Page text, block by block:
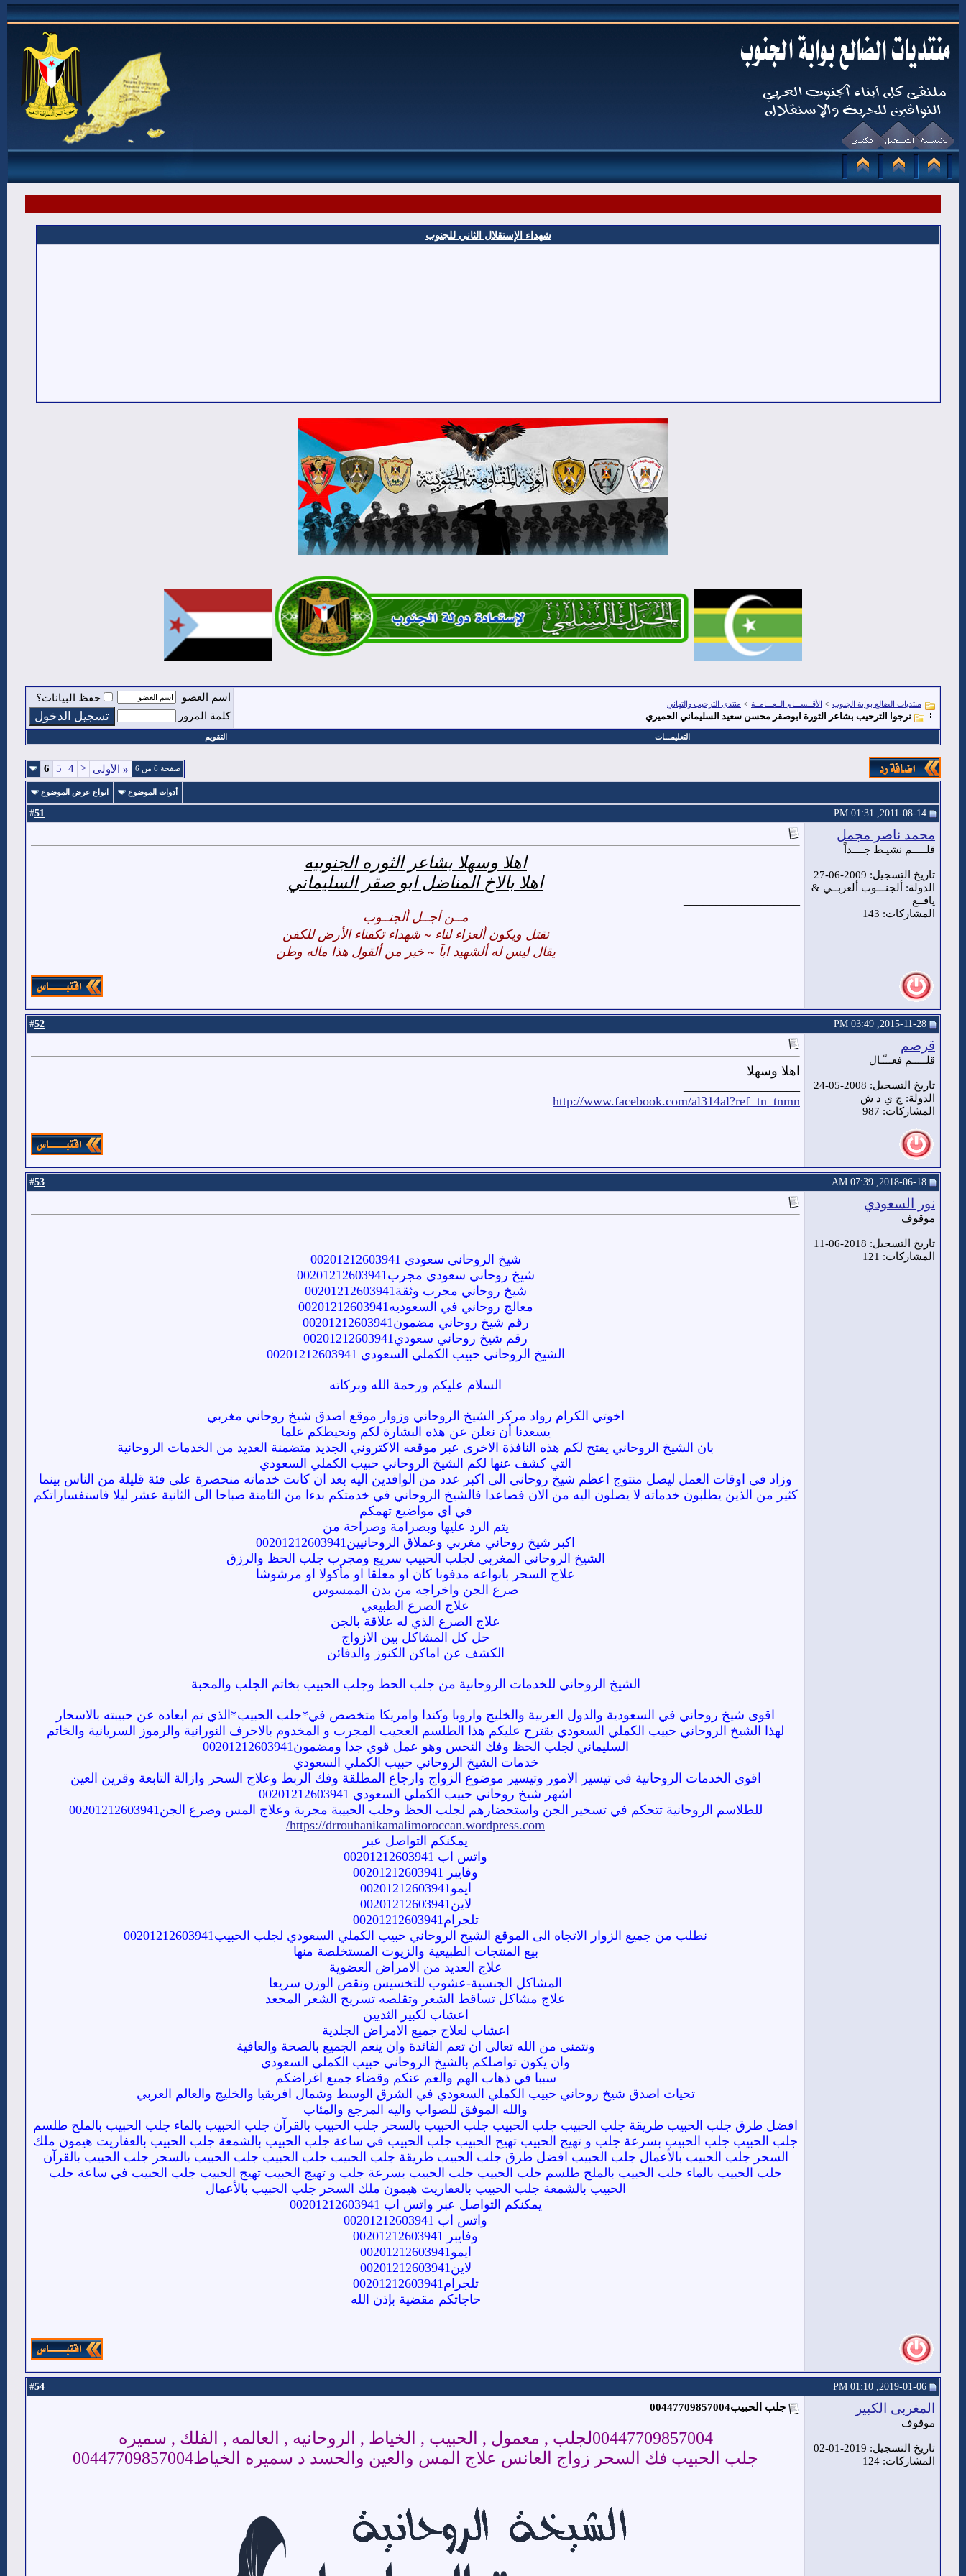
شهداء الإستقلال الثاني للجنوب
منتديات الضالع بوابة الجنوب > الأقــســـام الــعـــامــة > منتدى الترحيب والتهاني
نرجوا الترحيب بشاعر الثورة ابوصقر محسن سعيد السليماني الحميري
اسم العضو
حفظ البيانات؟
كلمة المرور
التعليمـــات التقويم
صفحة 6 من 6 « الأولى <
4
5
6
أدوات الموضوع انواع عرض الموضوع
51
محمد ناصر مجمل
قلـــــم نشيـط جــــداً
تاريخ التسجيل: 2009-06-27
الدولة: ألجنـــوب ألعربــي &
يافــع
المشاركات: 143
اهلا وسهلا بشاعر الثوره الجنوبيه
اهلا بالاخ المناضل ابو صقر السليماني
مــن أجــل ألجنــوب
نقتل ويكون ألعزاء لناء ~ شهداء تكفناء الأرض للكفن
يقال ليس له ألشهيد ابآ ~ خير من ألقول هذا ماله وطن
52
قرصم
قلـــــم فعـــّـال
تاريخ التسجيل: 2008-05-24
الدولة: ج ي د ش
المشاركات: 987
اهلا وسهلا
http://www.facebook.com/al314al?ref=tn_tnmn
53
نور السعودي
موقوف
تاريخ التسجيل: 2018-06-11
المشاركات: 121
شيخ الروحاني سعودي 00201212603941
شيخ روحاني سعودي مجرب00201212603941
شيخ روحاني مجرب وثقة00201212603941
معالج روحاني في السعوديه00201212603941
رقم شيخ روحاني مضمون00201212603941
رقم شيخ روحاني سعودي00201212603941
الشيخ الروحاني حبيب الكملي السعودي 00201212603941
السلام عليكم ورحمة الله وبركاته
اخوتي الكرام رواد مركز الشيخ الروحاني وزوار موقع اصدق شيخ روحاني مغربي
يسعدنا أن نعلن عن هذه البشارة لكم ونحيطكم علما
بان الشيخ الروحاني يفتح لكم هذه النافذة الاخرى عبر موقعه الاكتروني الجديد متضمنة العديد من الخدمات الروحانية
التي كشف عنها لكم الشيخ الروحاني حبيب الكملي السعودي
وزاد في اوقات العمل ليصل منتوج اعظم شيخ روحاني الى اكبر عدد من الوافدين اليه بعد ان كانت خدماته منحصرة على فئة قليلة من الناس بينما
كثير من الذين يطلبون خدماته لا يصلون اليه من الان فصاعدا فالشيخ الروحاني في خدمتكم بدءا من الثامنة صباحا الى الثانية عشر ليلا فاستفساراتكم
في اي مواضيع تهمكم
يتم الرد عليها وبصرامة وصراحة من
اكبر شيخ روحاني مغربي وعملاق الروحانيين00201212603941
الشيخ الروحاني المغربي لجلب الحبيب سريع ومجرب جلب الحظ والرزق
علاج السحر بانواعه مدفونا كان او معلقا او مأكولا او مرشوشا
صرع الجن واخراجه من بدن الممسوس
علاج الصرع الطبيعي
علاج الصرع الذي له علاقة بالجن
حل كل المشاكل بين الازواج
الكشف عن اماكن الكنوز والدفائن
الشيخ الروحاني للخدمات الروحانية من جلب الحظ وجلب الحبيب بخاتم الجلب والمحبة
اقوى شيخ روحاني في السعودية والدول العربية والخليج واروبا وكندا وامريكا متخصص في*جلب الحبيب*الذي تم ابعاده عن حبيبته بالاسحار
لهذا الشيخ الروحاني حبيب الكملي السعودي يقترح عليكم هذا الطلسم العجيب المجرب و المخدوم بالاحرف النورانية والرموز السريانية والخاتم
السليماني لجلب الحظ وفك النحس وهو عمل قوي جدا ومضمون00201212603941
خدمات الشيخ الروحاني حبيب الكملي السعودي
اقوى الخدمات الروحانية في تيسير الامور وتيسير موضوع الزواج وارجاع المطلقة وفك الربط وعلاج السحر وازالة التابعة وقرين العين
اشهر شيخ روحاني حبيب الكملي السعودي 00201212603941
للطلاسم الروحانية تتحكم في تسخير الجن واستحضارهم لجلب الحظ وجلب الحبيبة مجربة وعلاج المس وصرع الجن00201212603941
https://drrouhanikamalimoroccan.wordpress.com/
يمكنكم التواصل عبر
واتس اب 00201212603941
وفايبر 00201212603941
ايمو00201212603941
لاين00201212603941
تلجرام00201212603941
نطلب من جميع الزوار الاتجاه الى الموقع الشيخ الروحاني حبيب الكملي السعودي لجلب الحبيب00201212603941
بيع المنتجات الطبيعية والزيوت المستخلصة منها
علاج العديد من الامراض العضوية
المشاكل الجنسية-عشوب للتخسيس ونقص الوزن سريعا
علاج مشاكل تساقط الشعر وتقلصه تسريح الشعر المجعد
اعشاب لكبير الثديين
اعشاب لعلاج جميع الامراض الجلدية
ونتمنى من الله تعالى ان تعم الفائدة وان ينعم الجميع بالصحة والعافية
وان يكون تواصلكم بالشيخ الروحاني حبيب الكملي السعودي
سببا في ذهاب الهم والغم عنكم وقضاء جميع اغراضكم
تحيات اصدق شيخ روحاني حبيب الكملي السعودي في الشرق الوسط وشمال افريقيا والخليج والعالم العربي
والله الموفق للصواب واليه المرجع والمئاب
افضل طرق جلب الحبيب طريقة جلب الحبيب جلب الحبيب جلب الحبيب بالسحر جلب الحبيب بالقرآن جلب الحبيب بالماء جلب الحبيب بالملح طلسم
جلب الحبيب جلب الحبيب بسرعة جلب و تهيج الحبيب تهيج الحبيب جلب الحبيب في ساعة جلب الحبيب بالشمعة جلب الحبيب بالعفاريت هيمون ملك
السحر جلب الحبيب بالأعمال جلب الحبيب افضل طرق جلب الحبيب طريقة جلب الحبيب جلب الحبيب جلب الحبيب بالسحر جلب الحبيب بالقرآن
جلب الحبيب بالماء جلب الحبيب بالملح طلسم جلب الحبيب جلب الحبيب بسرعة جلب و تهيج الحبيب تهيج الحبيب جلب الحبيب في ساعة جلب
الحبيب بالشمعة جلب الحبيب بالعفاريت هيمون ملك السحر جلب الحبيب بالأعمال
يمكنكم التواصل عبر واتس اب 00201212603941
واتس اب 00201212603941
وفايبر 00201212603941
ايمو00201212603941
لاين00201212603941
تلجرام00201212603941
حاجاتكم مقضية بإذن الله
54
المغربى الكبير
موقوف
تاريخ التسجيل: 2019-01-02
المشاركات: 124
جلب الحبيب00447709857004
00447709857004لجلب , معمول , الحبيب , الخياط , الروحانيه , العالمه , الفلك , سميره
جلب الحبيب فك السحر زواج العانس علاج المس والعين والحسد د سميره الخياط00447709857004